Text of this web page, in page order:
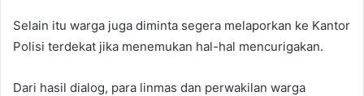
Selain itu warga juga diminta segera melaporkan ke Kantor
Polisi terdekat jika menemukan hal-hal mencurigakan.
Dari hasil dialog, para linmas dan perwakilan warga